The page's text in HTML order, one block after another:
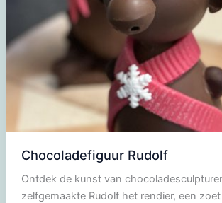
Chocoladefiguur Rudolf
Ontdek de kunst van
zelfgemaakte Rudolf het rendier, een